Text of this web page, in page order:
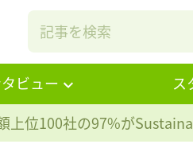
ビュー ス
上位100社の97%が